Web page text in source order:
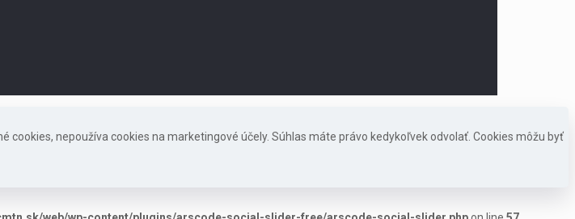
nepoužíva cookies na marketingové účely. Súhlas máte právo kedykoľvek odvolať. Cookies môžu byť